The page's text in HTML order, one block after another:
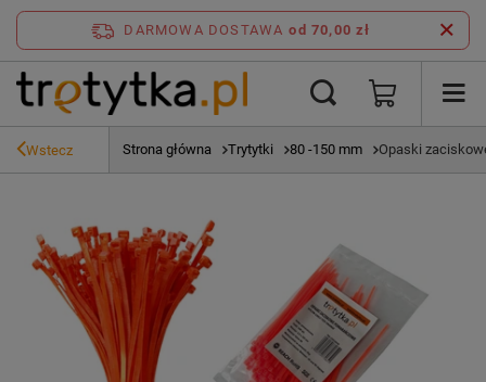
DARMOWA DOSTAWA od 70,00 zł
Wstecz Strona główna Trytytki 80 -150 mm Opaski